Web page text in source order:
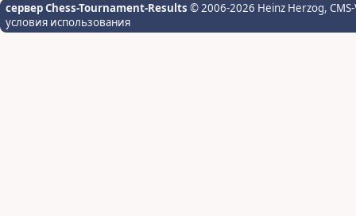
сервер Chess-Tournament-Results © 2006-2026 Heinz Herzog,
условия использования